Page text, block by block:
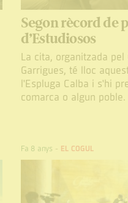
Segon rècord de
d’Estudiosos
La cita, organitzada
Garrigues, té lloc
l'Espluga Calba i s'hi
comarca o algun poble.
Fa 8 anys - EL COGUL